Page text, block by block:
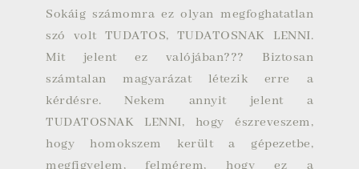
Sokáig számomra ez olyan megfoghatatlan
szó volt TUDATOS, TUDATOSNAK LENNI.
Mit jelent ez valójában??? Biztosan
számtalan magyarázat létezik erre a
kérdésre. Nekem annyit jelent a
TUDATOSNAK LENNI, hogy észreveszem,
hogy homokszem került a gépezetbe,
megfigyelem, felmérem, hogy ez a